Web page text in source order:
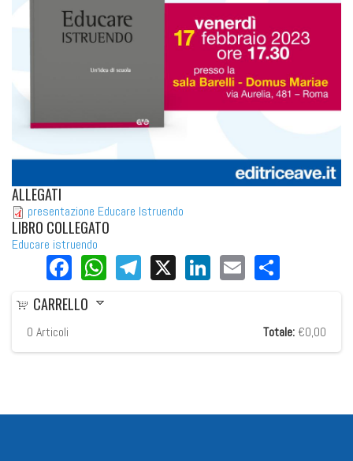
ALLEGATI
presentazione Educare Istruendo
LIBRO COLLEGATO
Educare istruendo
Facebook
WhatsApp
Telegram
X LinkedIn
Email
CARRELLO
0 Articoli Totale: €0,00